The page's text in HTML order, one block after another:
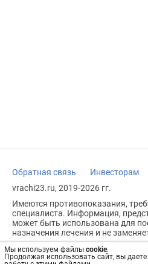
Мы используем файлы cookie.
Продолжая использовать сайт, вы даете
Обратная связь Инвесторам
vrachi23.ru, 2019-2026 гг.
Имеются противопоказания,
специалиста. Информация,
может быть использована для
назначения лечения и не
Возрастное ограничение: 18+